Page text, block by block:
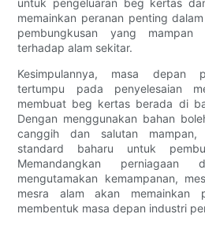
untuk pengeluaran beg kertas
memainkan peranan penting
pembungkusan yang mampan
terhadap alam sekitar.
Kesimpulannya, masa depan
tertumpu pada penyelesaian
membuat beg kertas berada di
Dengan menggunakan bahan
canggih dan salutan mampan,
standard baharu untuk
Memandangkan
mengutamakan kemampanan,
mesra alam akan memainkan
membentuk masa depan industri